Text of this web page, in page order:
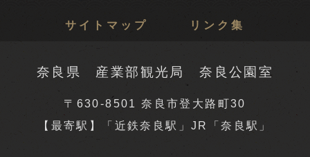
サイトマップ リンク集
奈良県 産業部観光局 奈良公園室
〒630-8501 奈良市登大路町30
【最寄駅】「近鉄奈良駅」JR「奈良駅」